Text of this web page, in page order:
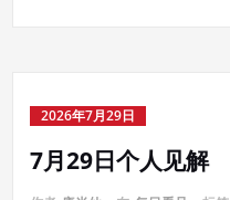
2026年7月29日
7月29日个人见解